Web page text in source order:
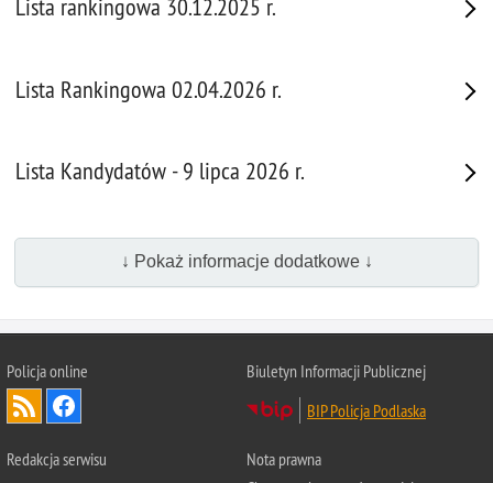
Lista rankingowa 30.12.2025 r.
Lista Rankingowa 02.04.2026 r.
Lista Kandydatów - 9 lipca 2026 r.
↓ Pokaż informacje dodatkowe ↓
Policja online
Biuletyn Informacji Publicznej
BIP Policja Podlaska
Redakcja serwisu
Nota prawna